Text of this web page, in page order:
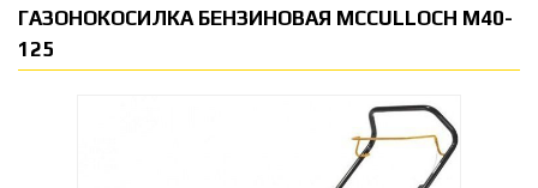
ГАЗОНОКОСИЛКА БЕНЗИНОВАЯ MCCULLOCH M40-
125